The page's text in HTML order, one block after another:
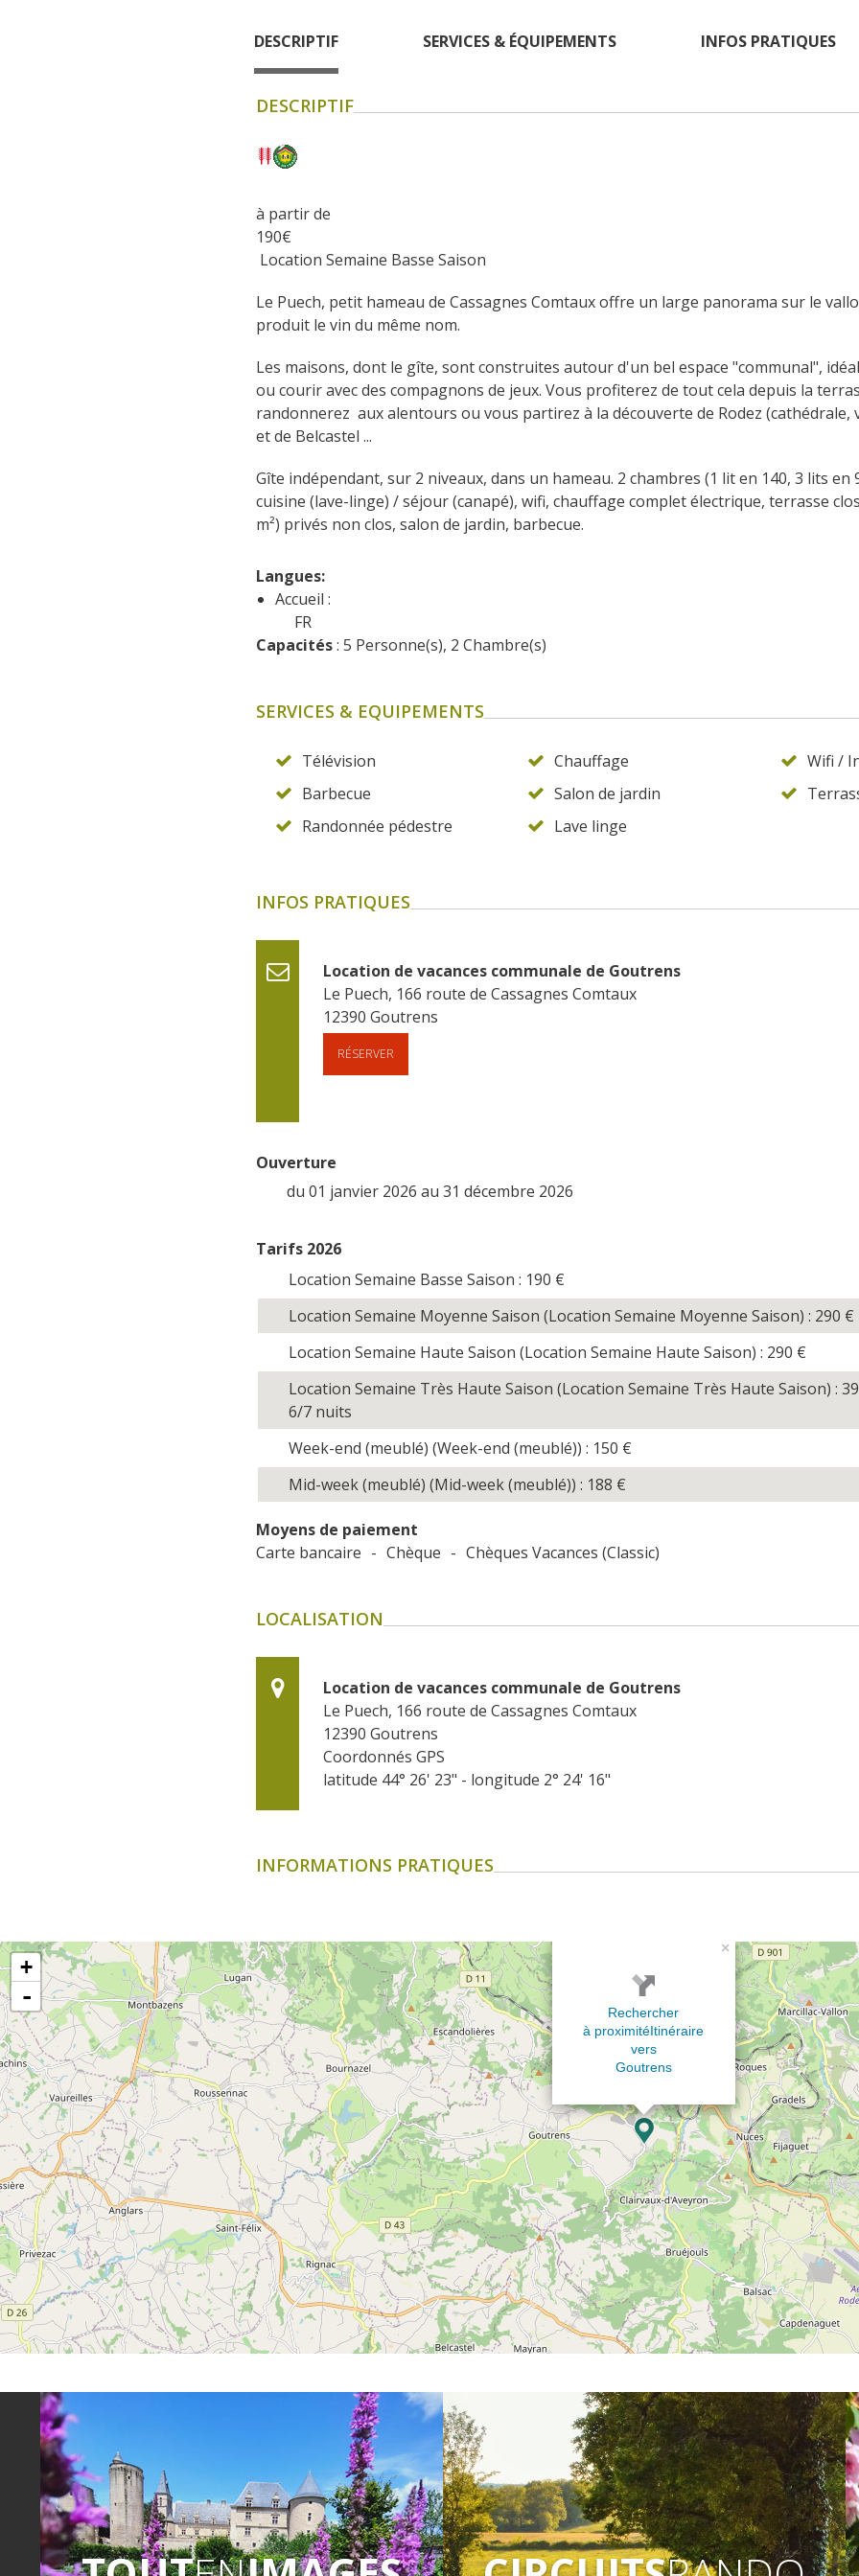
DESCRIPTIF SERVICES & ÉQUIPEMENTS INFOS PRATIQUES
DESCRIPTIF
à partir de
190€
Location Semaine Basse Saison
Le Puech, petit hameau de Cassagnes Comtaux offre un large panorama sur le
produit le vin du même nom.
Les maisons, dont le gîte, sont construites autour d'un bel espace "communal",
ou courir avec des compagnons de jeux. Vous profiterez de tout cela depuis la
randonnerez  aux alentours ou vous partirez à la découverte de Rodez (cathédrale,
et de Belcastel ...
Gîte indépendant, sur 2 niveaux, dans un hameau. 2 chambres (1 lit en 140, 3 lits en
cuisine (lave-linge) / séjour (canapé), wifi, chauffage complet électrique, terrasse
m²) privés non clos, salon de jardin, barbecue.
Langues:
Accueil :
FR
Capacités : 5 Personne(s), 2 Chambre(s)
SERVICES & EQUIPEMENTS
Télévision Chauffage
Wifi /
Barbecue
Salon de jardin
Randonnée pédestre
Lave linge
INFOS PRATIQUES
Location de vacances communale de Goutrens
Le Puech, 166 route de Cassagnes Comtaux
12390 Goutrens
RÉSERVER
Ouverture
du 01 janvier 2026 au 31 décembre 2026
Tarifs 2026
Location Semaine Basse Saison : 190 €
Location Semaine Moyenne Saison (Location Semaine Moyenne Saison) : 290 €
Location Semaine Haute Saison (Location Semaine Haute Saison) : 290 €
Location Semaine Très Haute Saison (Location Semaine Très Haute Saison) :
6/7 nuits
Week-end (meublé) (Week-end (meublé)) : 150 €
Mid-week (meublé) (Mid-week (meublé)) : 188 €
Moyens de paiement
Carte bancaire - Chèque - Chèques Vacances (Classic)
LOCALISATION
Location de vacances communale de Goutrens
Le Puech, 166 route de Cassagnes Comtaux
12390 Goutrens
Coordonnés GPS
latitude 44° 26' 23" - longitude 2° 24' 16"
INFORMATIONS PRATIQUES
×
Rechercher
à proximitéItinéraire
vers
Goutrens
+
-